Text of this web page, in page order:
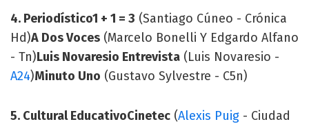
4. Periodístico1 + 1 = 3 (Santiago Cúneo - Crónica
Hd)A Dos Voces (Marcelo Bonelli Y Edgardo Alfano
- Tn)Luis Novaresio Entrevista (Luis Novaresio -
A24)Minuto Uno (Gustavo Sylvestre - C5n)
5. Cultural EducativoCinetec (Alexis Puig - Ciudad